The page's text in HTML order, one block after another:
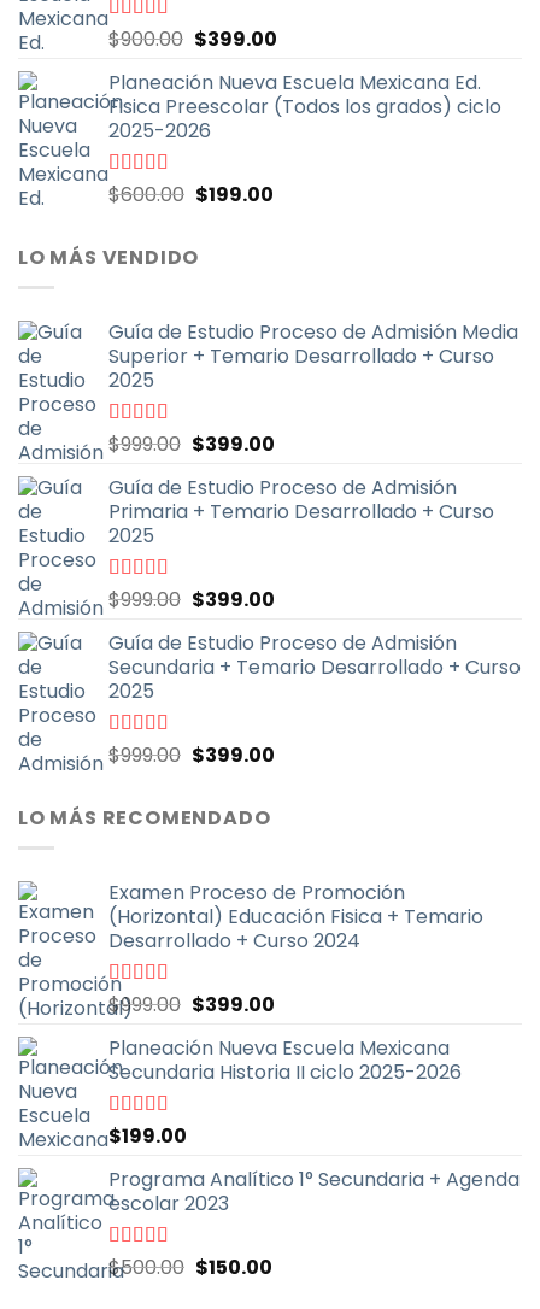
Valorado
con
5
$900.00 El
original
era:
$900.00.
$399.00El
actual
es:
Planeación Nueva Escuela Mexicana Ed.
Fisica Preescolar (Todos los grados) ciclo
2025-2026
Valorado
con
$600.00 El
original
era:
$199.00El
LO MÁS VENDIDO
Guía de Estudio Proceso de Admisión Media
Superior + Temario Desarrollado + Curso
2025
Valorado
con
5
$999.00 El
original
era:
$399.00El
actual
es:
Guía de Estudio Proceso de Admisión
Primaria + Temario Desarrollado + Curso
2025
Valorado
con
5
$999.00 El
original
era:
$399.00El
actual
es:
Guía de Estudio Proceso de Admisión
Secundaria + Temario Desarrollado + Curso
2025
Valorado
con
$999.00 El
original
era:
$399.00El
LO MÁS RECOMENDADO
Examen Proceso de Promoción
(Horizontal) Educación Fisica + Temario
Desarrollado + Curso 2024
Valorado
con
5
$999.00 El
original
era:
$399.00El
actual
es:
Planeación Nueva Escuela Mexicana
Secundaria Historia II ciclo 2025-2026
Valorado
5
$199.00
Programa Analítico 1° Secundaria + Agenda
escolar 2023
Valorado
con
$500.00 El
$150.00El